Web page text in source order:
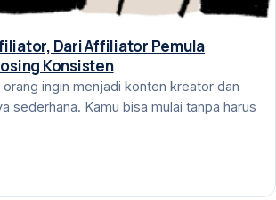
Dari Affiliator Pemula
Konsisten
ingin menjadi konten kreator dan
sederhana. Kamu bisa mulai tanpa harus